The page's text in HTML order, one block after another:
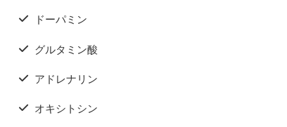
ドーパミン
グルタミン酸
アドレナリン
オキシトシン